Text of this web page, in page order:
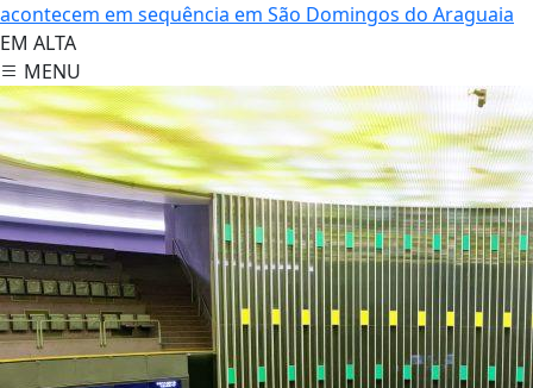
acontecem em sequência em São Domingos do Araguaia
EM ALTA
MENU